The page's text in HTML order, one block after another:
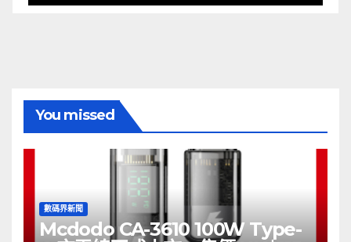
You missed
數碼界新聞
Mcdodo CA-3610 100W Type-